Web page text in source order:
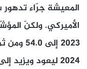
المعيشة جرّاء تدهور
الأميركي. ولكنّ